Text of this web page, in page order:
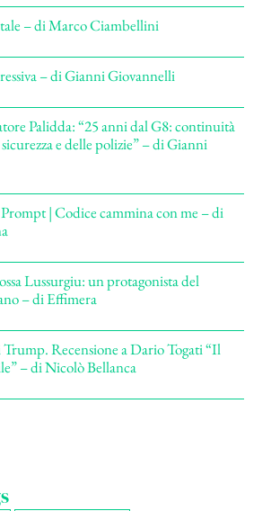
– di Marco Ciambellini
– di Gianni Giovannelli
Palidda: “25 anni dal G8: continuità
e delle polizie” – di Gianni
| Codice cammina con me – di
Lussurgiu: un protagonista del
– di Effimera
Trump. Recensione a Dario Togati “Il
– di Nicolò Bellanca